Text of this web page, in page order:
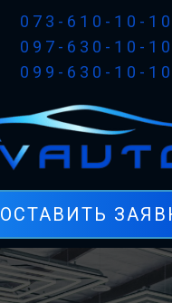
073-610-10-10
097-630-10-10
099-630-10-10
ОСТАВИТЬ